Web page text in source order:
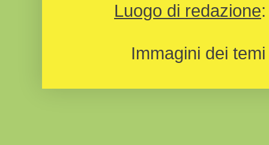
Luogo di redazione
Immagini dei